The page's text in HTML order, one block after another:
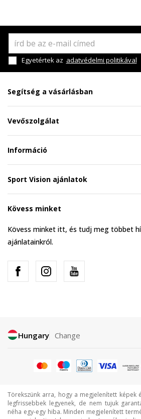
Egyetértek az adatvédelmi politikával
Segítség a vásárlásban
Vevőszolgálat
Információ
Sport Vision ajánlatok
Kövess minket
Kövess minket itt, és tudj meg többet
ajánlatainkról.
Hungary Change
Törekszünk arra, hogy a megjelenített képek
legfrissebbek legyenek, de nem tujuk
néha egy-egy hiba. Minden megjelenített